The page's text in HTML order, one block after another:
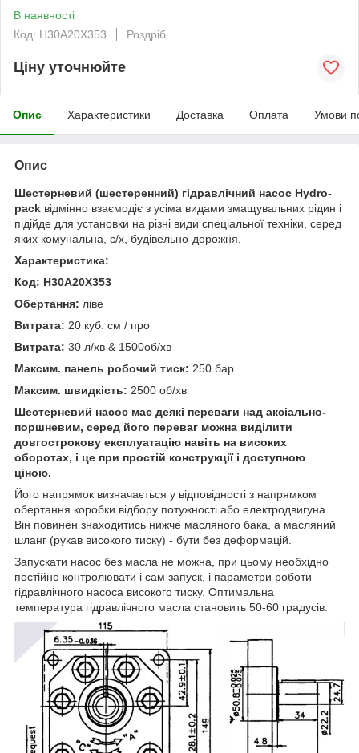
В наявності
Код: H30A20X353
Роздріб
Ціну уточнюйте
Опис Характеристики Доставка Оплата Умови
Опис
Шестерневий (шестеренний) гідравлічний насос Hydro-
pack відмінно взаємодіє з усіма видами змащувальних рідин і
підійде для установки на різні види спеціальної техніки, серед
яких комунальна, с/х, будівельно-дорожня.
Характеристика:
Код: H30A20X353
Обертання: ліве
Витрата: 20 куб. см / про
Витрата: 30 л/хв & 1500об/хв
Максим. панель робочий тиск: 250 бар
Максим. швидкість: 2500 об/хв
Шестерневий насос має деякі переваги над аксіально-
поршневим, серед його переваг можна виділити
довгострокову експлуатацію навіть на високих
оборотах, і це при простій конструкції і доступною
ціною.
Його напрямок визначається у відповідності з напрямком
обертання коробки відбору потужності або електродвигуна.
Він повинен знаходитись нижче масляного бака, а масляний
шланг (рукав високого тиску) - бути без деформацій.
Запускати насос без масла не можна, при цьому необхідно
постійно контролювати і сам запуск, і параметри роботи
гідравлічного насоса високого тиску. Оптимальна
температура гідравлічного масла становить 50-60 градусів.